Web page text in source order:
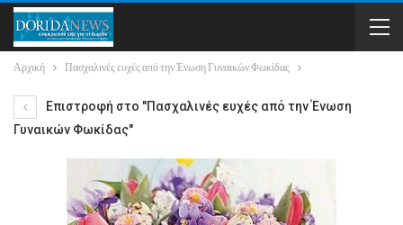
Αρχική Πασχαλινές ευχές από την Ένωση Γυναικών Φωκίδας
Επιστροφή στο "Πασχαλινές ευχές από την Ένωση
Γυναικών Φωκίδας"